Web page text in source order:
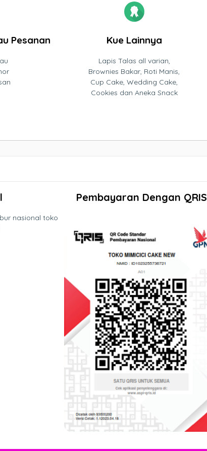
Pesanan Kue Lainnya
Lapis Talas all varian,
Brownies Bakar, Roti Manis,
Cup Cake, Wedding Cake,
Cookies dan Aneka Snack
nasional toko
Pembayaran Dengan QRIS